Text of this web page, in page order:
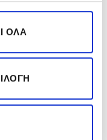
ΌΛΑ
Φυσική Φροντίδα με